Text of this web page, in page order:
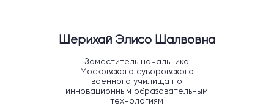
Шерихай Элисо Шалвовна
Заместитель начальника
Московского суворовского
военного училища по
инновационным образовательным
технологиям